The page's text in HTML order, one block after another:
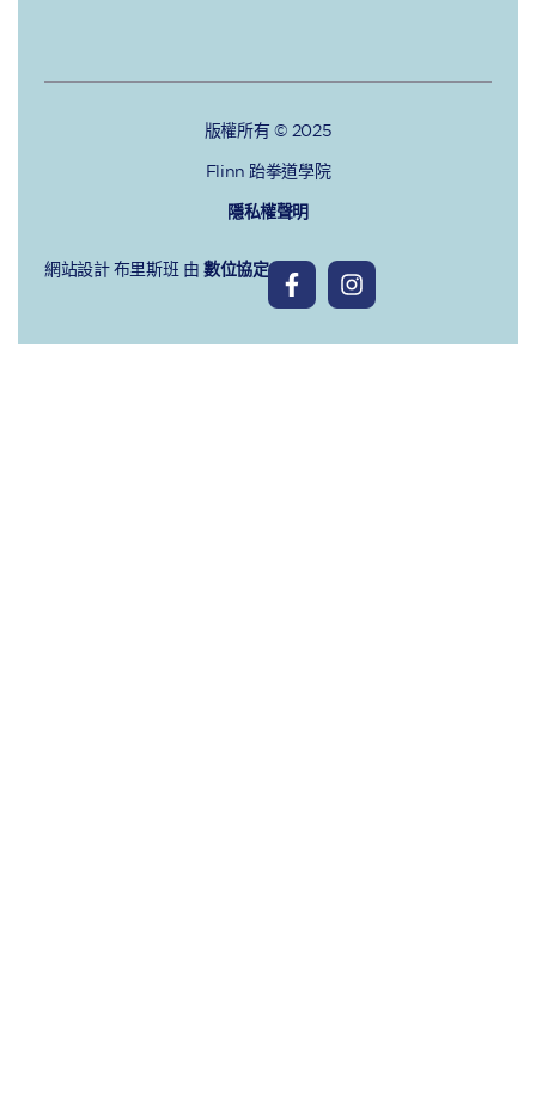
版權所有 © 2025
Flinn 跆拳道學院
隱私權聲明
網站設計 布里斯班 由 數位協定